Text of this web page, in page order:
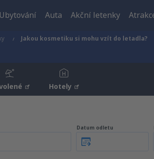
Ubytování Auta Akční letenky
Jakou kosmetiku si mohu vzít do letadla?
Hotely
Datum odletu